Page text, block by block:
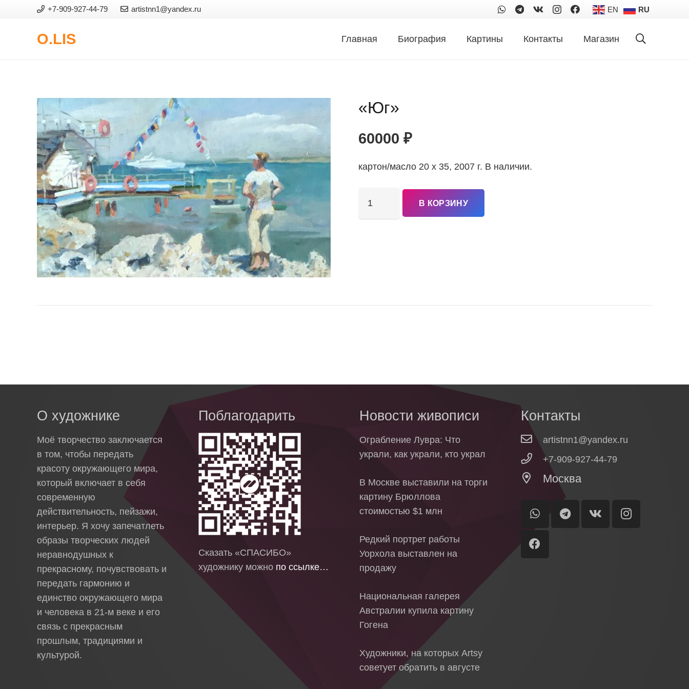
+7-909-927-44-79 artistnn1@yandex.ru EN RU
O.LIS Главная Биография Картины Контакты Магазин
«Юг»
60000 ₽
картон/масло 20 x 35, 2007 г. В наличии.
Количество
товара
"Юг"
В КОРЗИНУ
О художнике
Моё творчество заключается
в том, чтобы передать
красоту окружающего мира,
который включает в себя
современную
действительность, пейзажи,
интерьер. Я хочу запечатлеть
образы творческих людей
неравнодушных к
прекрасному, почувствовать и
передать гармонию и
единство окружающего мира
и человека в 21-м веке и его
связь с прекрасным
прошлым, традициями и
культурой.
Поблагодарить
Сказать «СПАСИБО»
художнику можно по ссылке…
Новости живописи
Ограбление Лувра: Что
украли, как украли, кто украл
В Москве выставили на торги
картину Брюллова
стоимостью $1 млн
Редкий портрет работы
Уорхола выставлен на
продажу
Национальная галерея
Австралии купила картину
Гогена
Художники, на которых Artsy
советует обратить в августе
Контакты
artistnn1@yandex.ru
+7-909-927-44-79
Москва